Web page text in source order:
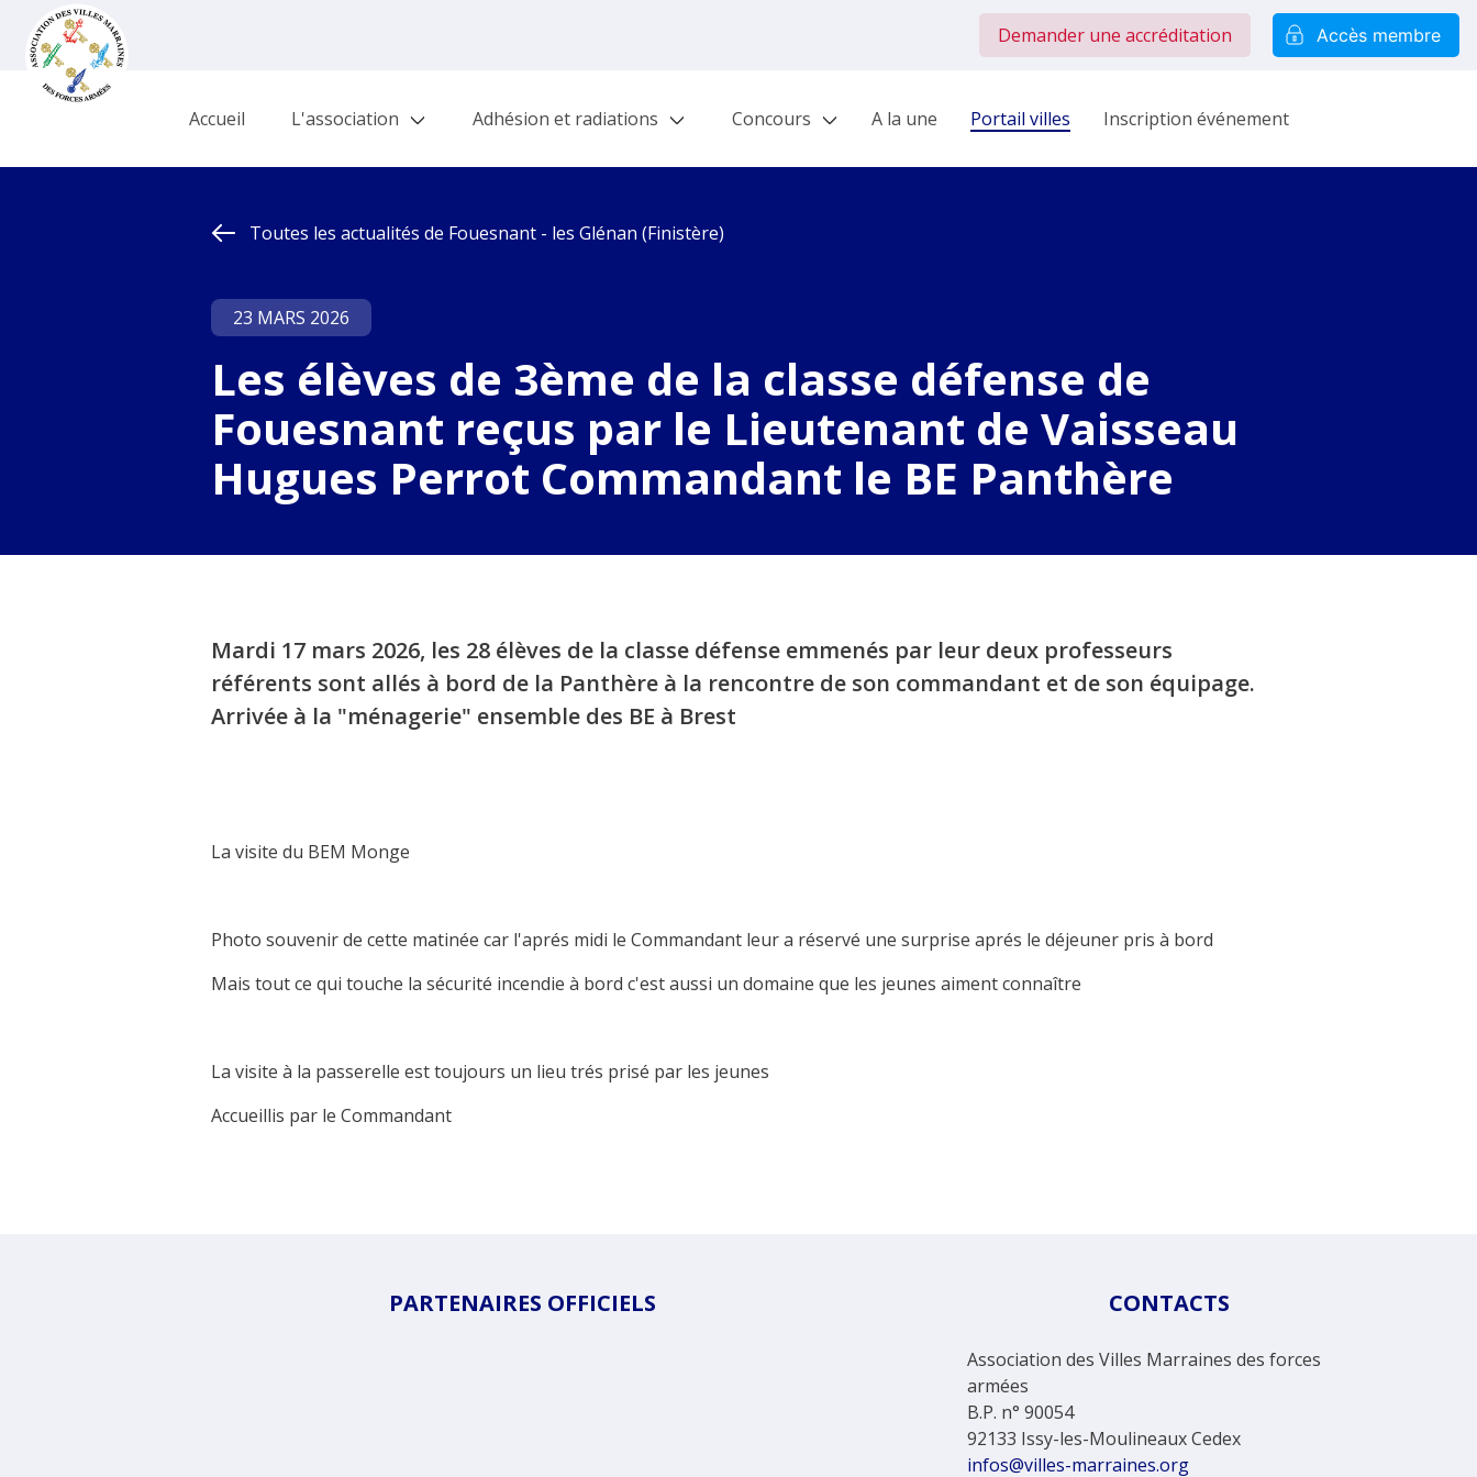
Demander une accréditation Accès membre
Accueil L'association Adhésion et radiations Concours A la une Portail villes Inscription événement
Toutes les actualités de Fouesnant - les Glénan (Finistère)
23 MARS 2026
Les élèves de 3ème de la classe défense de
Fouesnant reçus par le Lieutenant de Vaisseau
Hugues Perrot Commandant le BE Panthère
Mardi 17 mars 2026, les 28 élèves de la classe défense emmenés par leur deux professeurs
référents sont allés à bord de la Panthère à la rencontre de son commandant et de son équipage.
Arrivée à la "ménagerie" ensemble des BE à Brest
La visite du BEM Monge
Photo souvenir de cette matinée car l'aprés midi le Commandant leur a réservé une surprise aprés le déjeuner pris à bord
Mais tout ce qui touche la sécurité incendie à bord c'est aussi un domaine que les jeunes aiment connaître
La visite à la passerelle est toujours un lieu trés prisé par les jeunes
Accueillis par le Commandant
PARTENAIRES OFFICIELS CONTACTS
Association des Villes Marraines des forces
armées
B.P. n° 90054
92133 Issy-les-Moulineaux Cedex
infos@villes-marraines.org